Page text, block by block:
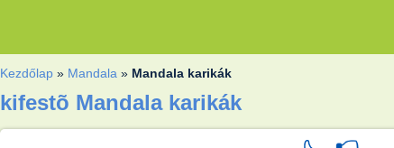
Kezdőlap » Mandala » Mandala karikák
kifestõ Mandala karikák